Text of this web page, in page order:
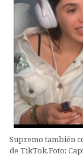
Supremo también
de TikTok.Foto: